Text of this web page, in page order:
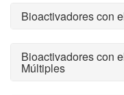
Bioactivadores con
Bioactivadores con
Múltiples